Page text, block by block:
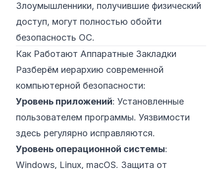
Злоумышленники, получившие физический
доступ, могут полностью обойти
безопасность ОС.
Как Работают Аппаратные Закладки
Разберём иерархию современной
компьютерной безопасности:
Уровень приложений: Установленные
пользователем программы. Уязвимости
здесь регулярно исправляются.
Уровень операционной системы:
Windows, Linux, macOS. Защита от